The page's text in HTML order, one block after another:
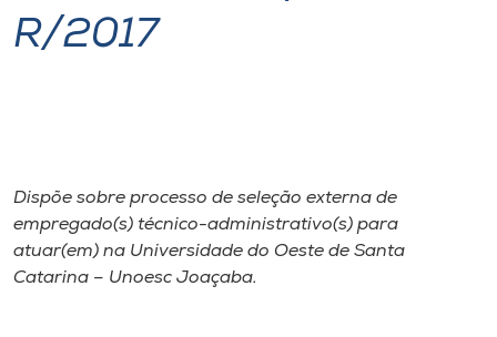
I.nova
CPA
R/2017
Dispõe sobre processo de seleção externa de
empregado(s) técnico-administrativo(s) para
atuar(em) na Universidade do Oeste de Santa
Catarina – Unoesc Joaçaba.